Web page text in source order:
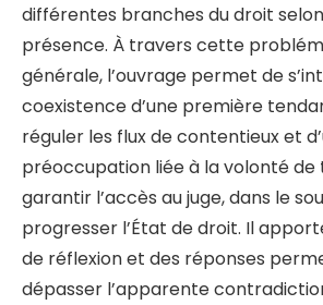
différentes branches du droit
présence. À travers cette
générale, l’ouvrage permet de
coexistence d’une première
réguler les flux de contentieux et
préoccupation liée à la volonté de
garantir l’accès au juge, dans le
progresser l’État de droit. Il
de réflexion et des réponses
dépasser l’apparente